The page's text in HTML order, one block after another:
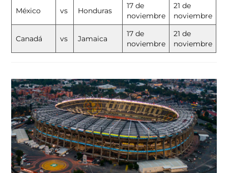
México vs Honduras
17 de
noviembre
21 de
noviembre
Canadá vs Jamaica
17 de
noviembre
21 de
noviembre